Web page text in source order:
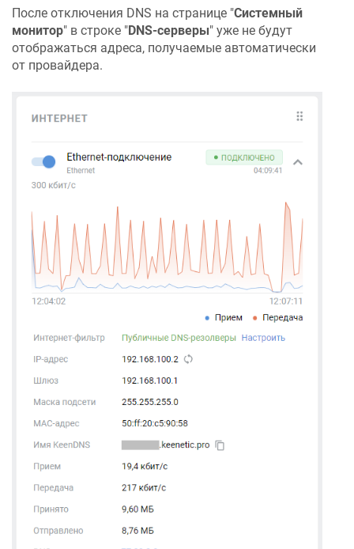
После отключения DNS на странице "Системный
монитор" в строке "DNS-серверы" уже не будут
отображаться адреса, получаемые автоматически
от провайдера.